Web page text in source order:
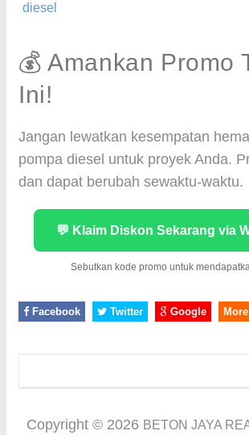
diesel
💰 Amankan Promo
Ini!
Jangan lewatkan kesempatan
pompa diesel untuk proyek Anda.
dan dapat berubah sewaktu-waktu.
💬 Klaim Diskon Sekarang via
Sebutkan kode promo untuk
Facebook Twitter Google More
Copyright © 2026 BETON JAYA